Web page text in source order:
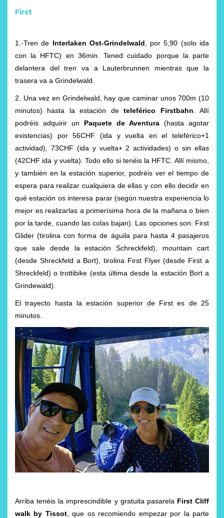
First
1.-Tren de Interlaken Ost-Grindelwald, por 5,90 (solo ida
con la HFTC) en 36min. Tened cuidado porque la parte
delantera del tren va a Lauterbrunnen mientras que la
trasera va a Grindelwald.
2. Una vez en Grindelwald, hay que caminar unos 700m (10
minutos) hasta la estación deteleférico Firstbahn. Allí
podréis adquirir un Paquete de Aventura (hasta agotar
existencias) por 56CHF (ida y vuelta en el teleférico+1
actividad), 73CHF (ida y vuelta+ 2 actividades) o sin ellas
(42CHF ida y vuelta). Todo ello si tenéis la HFTC. Allí mismo,
y también en la estación superior, podréis ver el tiempo de
espera para realizar cualquiera de ellas y con ello decidir en
qué estación os interesa parar (según nuestra experiencia lo
mejor es realizarlas a primerísima hora de la mañana o bien
por la tarde, cuando las colas bajan). Las opciones son: First
Glider (tirolina con forma de águila para hasta 4 pasajeros
que sale desde la estación Schreckfeld), mountain cart
(desde Shreckfeld a Bort), tirolina First Flyer (desde First a
Shreckfeld) o trottibike (esta última desde la estación Bort a
Grindewald).
El trayecto hasta la estación superior de First es de 25
minutos.
Arriba tenéis la imprescindible y gratuita pasarela First Cliff
walk by Tissot, que os recomiendo empezar por la parte